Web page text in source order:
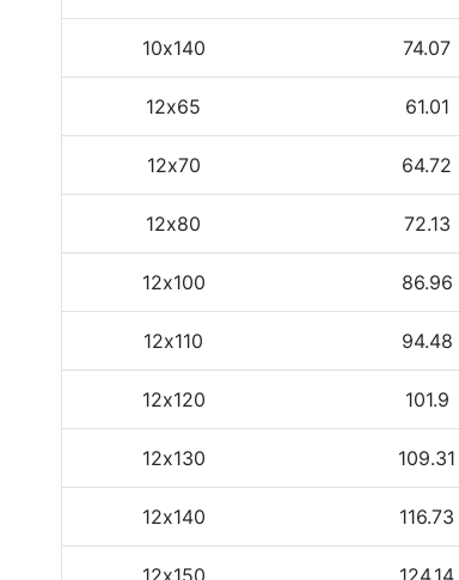
10х140 74.07
12х65 61.01
12х70 64.72
12х80 72.13
12х100 86.96
12х110 94.48
12х120 101.9
12х130 109.31
12х140 116.73
12х150 124.14